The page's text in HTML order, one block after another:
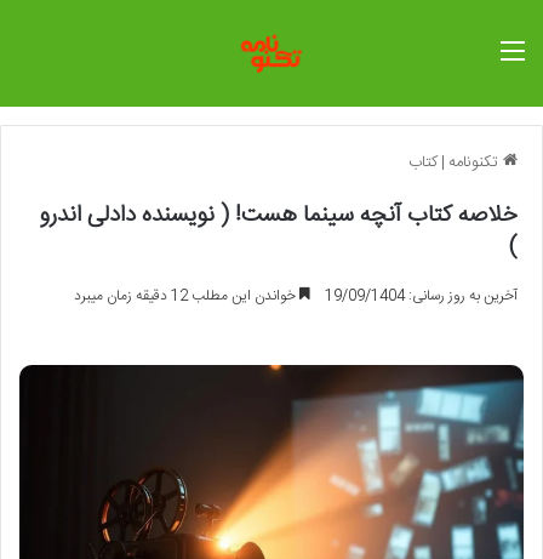
تکنونامه |کتاب
خلاصه کتاب آنچه سینما هست! ( نویسنده دادلی اندرو
)
آخرین به روز رسانی: 19/09/1404 خواندن این مطلب 12 دقیقه زمان میبرد